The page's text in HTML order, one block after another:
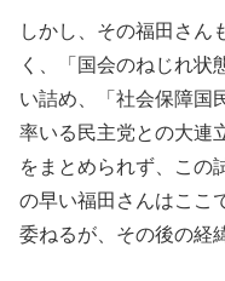
しかし、その福田さん
く、「国会のねじれ状
い詰め、「社会保障国
率いる民主党との大連
をまとめられず、この
の早い福田さんはここ
委ねるが、その後の経